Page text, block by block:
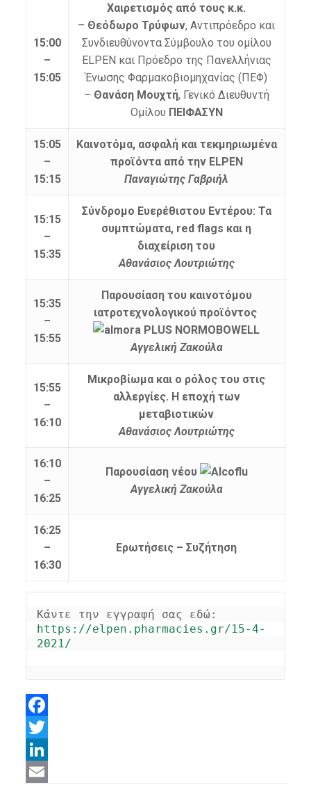
15:00
–
15:05
Χαιρετισμός από τους κ.κ.
– Θεόδωρο Τρύφων, Αντιπρόεδρο και
Συνδιευθύνοντα Σύμβουλο του ομίλου
ELPEN και Πρόεδρο της Πανελλήνιας
Ένωσης Φαρμακοβιομηχανίας (ΠΕΦ)
– Θανάση Μουχτή, Γενικό Διευθυντή
Oμίλου ΠΕΙΦΑΣΥΝ
15:05
–
15:15
Καινοτόμα, ασφαλή και τεκμηριωμένα
προϊόντα από την ELPEN
Παναγιώτης Γαβριήλ
15:15
–
15:35
Σύνδρομο Ευερέθιστου Εντέρου: Τα
συμπτώματα, red flags και η
διαχείριση του
Αθανάσιος Λουτριώτης
15:35
–
15:55
Παρουσίαση του καινοτόμου
ιατροτεχνολογικού προϊόντος
Αγγελική Ζακούλα
15:55
–
16:10
Μικροβίωμα και ο ρόλος του στις
αλλεργίες. Η εποχή των
μεταβιοτικών
Αθανάσιος Λουτριώτης
16:10
–
16:25
Παρουσίαση νέου
Αγγελική Ζακούλα
16:25
–
16:30
Ερωτήσεις – Συζήτηση
https://elpen.pharmacies.gr/15-4-
2021/
Facebook
Twitter
LinkedIn